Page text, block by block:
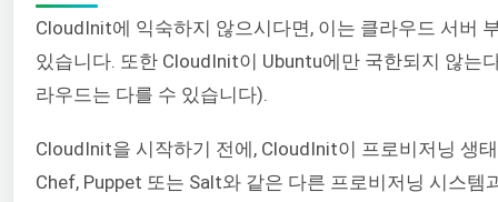
CloudInit에 익숙하지 않으시다면, 이는 클라우드 서버
있습니다. 또한 CloudInit이 Ubuntu에만 국한되지 않는
라우드는 다를 수 있습니다).
CloudInit을 시작하기 전에, CloudInit이 프로비저닝 생
Chef, Puppet 또는 Salt와 같은 다른 프로비저닝 시스